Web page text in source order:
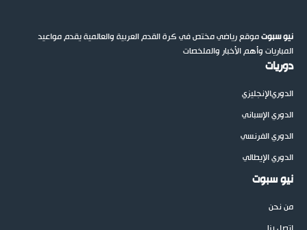
نيو سبوتموقع رياضي مختص في كرة القدم العربية والعالمية يقدم مواعيد
المباريات وأهم الأخبار والملخصات
دوريات
الدوريالإنجليزي
الدوري الإسباني
الدوري الفرنسي
الدوري الإيطالي
نيو سبوت
من نحن